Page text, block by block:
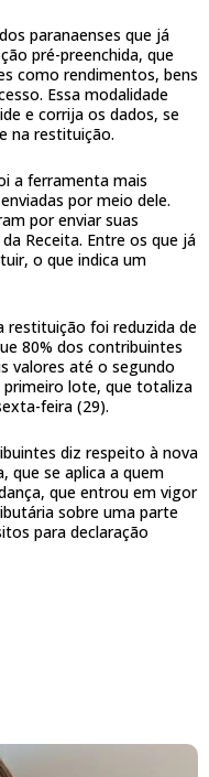
paranaenses que já
pré-preenchida, que
como rendimentos, bens
Essa modalidade
e corrija os dados, se
na restituição.
a ferramenta mais
por meio dele.
por enviar suas
Receita. Entre os que já
o que indica um
restituição foi reduzida de
80% dos contribuintes
valores até o segundo
lote, que totaliza
feira (29).
diz respeito à nova
que se aplica a quem
que entrou em vigor
sobre uma parte
para declaração